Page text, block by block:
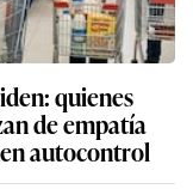
quienes
de empatía
autocontrol